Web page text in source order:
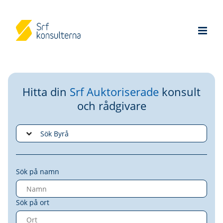
Hitta din Srf Auktoriserade konsult
och rådgivare
Sök på namn
Sök på ort